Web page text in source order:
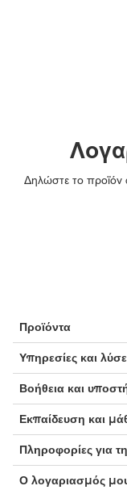
Δηλώστε το προϊόν
Προϊόντα
Υπηρεσίες και
Βοήθεια και
Εκπαίδευση και
Πληροφορίες για
Ο λογαριασμός